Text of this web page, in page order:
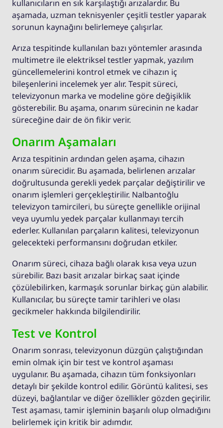
kullanıcıların en sık karşılaştığı arızalardır. Bu
aşamada, uzman teknisyenler çeşitli testler yaparak
sorunun kaynağını belirlemeye çalışırlar.
Arıza tespitinde kullanılan bazı yöntemler arasında
multimetre ile elektriksel testler yapmak, yazılım
güncellemelerini kontrol etmek ve cihazın iç
bileşenlerini incelemek yer alır. Tespit süreci,
televizyonun marka ve modeline göre değişiklik
gösterebilir. Bu aşama, onarım sürecinin ne kadar
süreceğine dair de ön fikir verir.
Onarım Aşamaları
Arıza tespitinin ardından gelen aşama, cihazın
onarım sürecidir. Bu aşamada, belirlenen arızalar
doğrultusunda gerekli yedek parçalar değiştirilir ve
onarım işlemleri gerçekleştirilir. Nalbantoğlu
televizyon tamircileri, bu süreçte genellikle orijinal
veya uyumlu yedek parçalar kullanmayı tercih
ederler. Kullanılan parçaların kalitesi, televizyonun
gelecekteki performansını doğrudan etkiler.
Onarım süreci, cihaza bağlı olarak kısa veya uzun
sürebilir. Bazı basit arızalar birkaç saat içinde
çözülebilirken, karmaşık sorunlar birkaç gün alabilir.
Kullanıcılar, bu süreçte tamir tarihleri ve olası
gecikmeler hakkında bilgilendirilir.
Test ve Kontrol
Onarım sonrası, televizyonun düzgün çalıştığından
emin olmak için bir test ve kontrol aşaması
uygulanır. Bu aşamada, cihazın tüm fonksiyonları
detaylı bir şekilde kontrol edilir. Görüntü kalitesi, ses
düzeyi, bağlantılar ve diğer özellikler gözden geçirilir.
Test aşaması, tamir işleminin başarılı olup olmadığını
belirlemek için kritik bir adımdır.